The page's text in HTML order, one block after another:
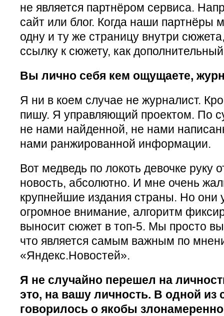
не является партнёром сервиса.
сайт или блог. Когда наши партнёры
одну и ту же страницу внутри
ссылку к сюжету, как
Вы лично себя кем ощущаете,
Я ни в коем случае не журналист.
пишу. Я управляющий проектом. По
не нами найденной, не нами
нами ранжированной информации.
Вот медведь по локоть девочке руку
новость, абсолютно. И мне очень
крупнейшие издания страны. Но они
огромное внимание, алгоритм
выносит сюжет в топ-5. Мы просто
что является самым важным по
«Яндекс.Новостей».
Я не случайно перешел на
это, на вашу личность. В одной из
говорилось о якобы